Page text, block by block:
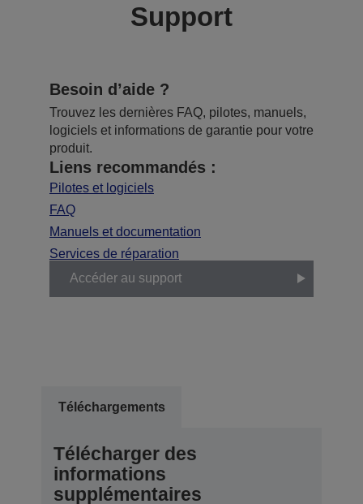
Support
Besoin d’aide ?
Trouvez les dernières FAQ, pilotes, manuels,
logiciels et informations de garantie pour votre
produit.
Liens recommandés :
Pilotes et logiciels
FAQ
Manuels et documentation
Services de réparation
Accéder au support
Téléchargements
Télécharger des
informations
supplémentaires